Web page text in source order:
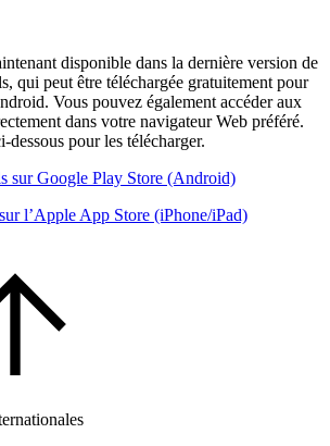
disponible dans la dernière version de
qui peut être téléchargée gratuitement pour
Vous pouvez également accéder aux
dans votre navigateur Web préféré.
pour les télécharger.
sur Google Play Store (Android)
l’Apple App Store (iPhone/iPad)